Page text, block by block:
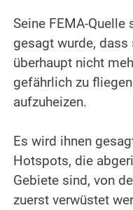
Seine FEMA-Quelle
gesagt wurde,
überhaupt nicht
gefährlich zu
aufzuheizen.
Es wird ihnen
Hotspots, die
Gebiete sind, von
zuerst verwüstet